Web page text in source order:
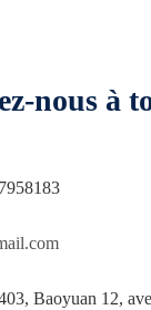
nous à
Baoyuan 12,